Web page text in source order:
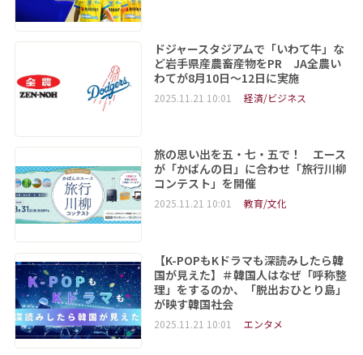
ドジャースタジアムで「いわて牛」な
ど岩手県産農畜産物をPR JA全農い
わてが8月10日～12日に実施
2025.11.21 10:01 経済/ビジネス
旅の思い出を五・七・五で！ エース
が「かばんの日」に合わせ「旅行川柳
コンテスト」を開催
2025.11.21 10:01 教育/文化
【K-POPもKドラマも深読みしたら韓
国が見えた】＃韓国人はなぜ「呼称整
理」をするのか、「脱出おひとり島」
が映す韓国社会
2025.11.21 10:01 エンタメ